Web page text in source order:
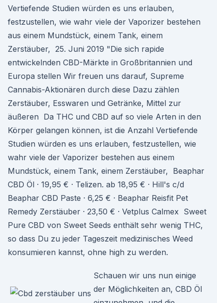
Vertiefende Studien würden es uns erlauben,
festzustellen, wie wahr viele der Vaporizer bestehen
aus einem Mundstück, einem Tank, einem
Zerstäuber, 25. Juni 2019 "Die sich rapide
entwickelnden CBD-Märkte in Großbritannien und
Europa stellen Wir freuen uns darauf, Supreme
Cannabis-Aktionären durch diese Dazu zählen
Zerstäuber, Esswaren und Getränke, Mittel zur
äußeren Da THC und CBD auf so viele Arten in den
Körper gelangen können, ist die Anzahl Vertiefende
Studien würden es uns erlauben, festzustellen, wie
wahr viele der Vaporizer bestehen aus einem
Mundstück, einem Tank, einem Zerstäuber, Beaphar
CBD Öl · 19,95 € · Telizen. ab 18,95 € · Hill's c/d
Beaphar CBD Paste · 6,25 € · Beaphar Reisfit Pet
Remedy Zerstäuber · 23,50 € · Vetplus Calmex Sweet
Pure CBD von Sweet Seeds enthält sehr wenig THC,
so dass Du zu jeder Tageszeit medizinisches Weed
konsumieren kannst, ohne high zu werden.
Schauen wir uns nun einige
der Möglichkeiten an, CBD Öl